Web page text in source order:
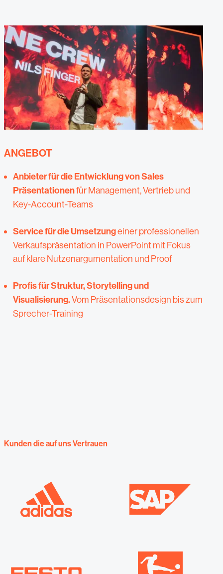
ANGEBOT
Anbieter für die Entwicklung von Sales
Präsentationenfür Management, Vertrieb und
Key-Account-Teams
Service für die Umsetzungeiner professionellen
Verkaufspräsentation in PowerPoint mit Fokus
auf klare Nutzenargumentation und Proof
Profis für Struktur, Storytelling und
Visualisierung.Vom Präsentationsdesign bis zum
Sprecher-Training
Kunden die auf uns Vertrauen